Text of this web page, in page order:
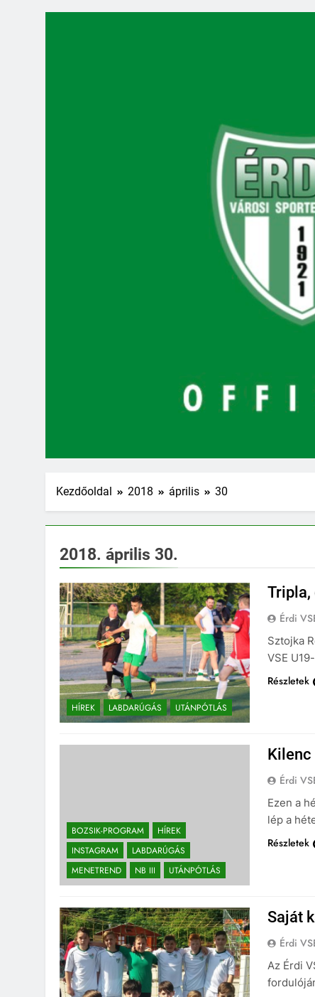
Kezdőoldal 2018 április 30
2018. április 30.
HÍREK LABDARÚGÁS UTÁNPÓTLÁS
Tripla,
Érdi
Sztojka
VSE
Részletek
BOZSIK-PROGRAM
HÍREK
INSTAGRAM
LABDARÚGÁS
MENETREND
NB III UTÁNPÓTLÁS
Érdi
Ezen a
lép a
Részletek
Saját
Érdi
Az Érdi